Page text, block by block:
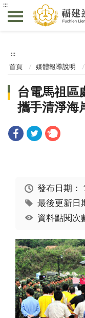
:::
:::
首頁 媒體報導說明
台電馬祖
攜手清淨海
發布日期：
最後更新日
資料點閱次